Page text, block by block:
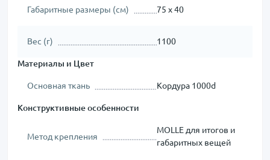
Габаритные размеры (см) 75 х 40
Вес (г) 1100
Материалы и Цвет
Основная ткань Кордура 1000d
Конструктивные особенности
Метод крепления
MOLLE для итогов и
габаритных вещей